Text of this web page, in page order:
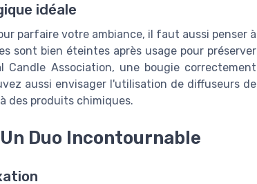
idéale
parfaire votre ambiance, il faut aussi penser à
sont bien éteintes après usage pour préserver
Association, une bougie correctement
aussi envisager l'utilisation de diffuseurs de
des produits chimiques.
Duo Incontournable